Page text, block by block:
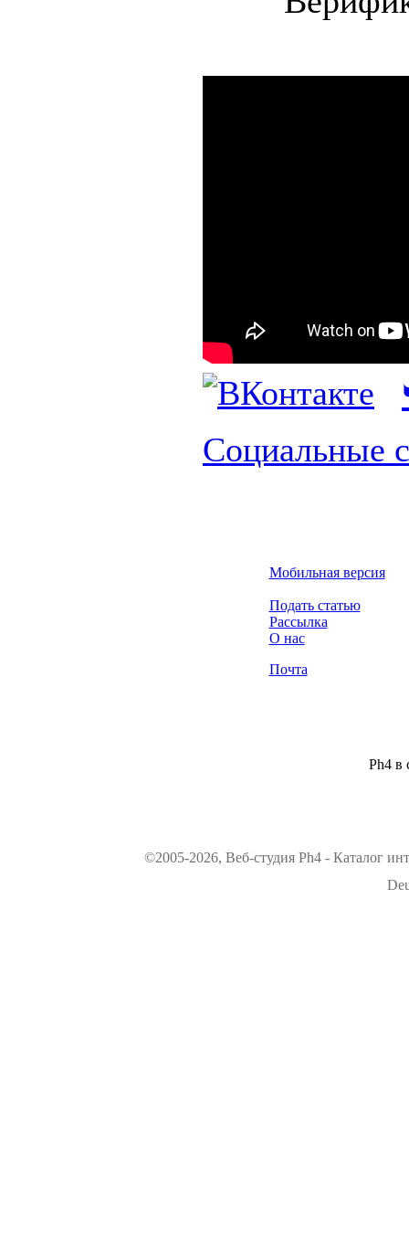
Социальные
Мобильная версия
Подать статью
Рассылка
О нас
Почта
Ph4 в
©2005-2026, Веб-студия Ph4 - Каталог